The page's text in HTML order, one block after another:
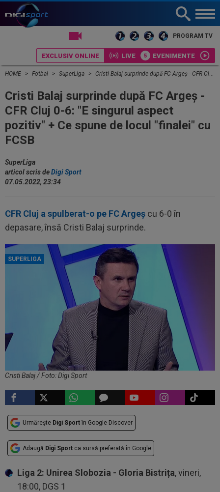
PROGRAM TV
EXCLUSIV ONLINE LIVE EVENIMENTE
HOME Fotbal SuperLiga Cristi Balaj surprinde după FC Argeș - CFR Cluj 0-6: "E singurul aspect pozitiv" + Ce spune de locul "finalei" cu FCSB
Cristi Balaj surprinde după FC Argeș -
CFR Cluj 0-6: "E singurul aspect
pozitiv" + Ce spune de locul "finalei" cu
FCSB
SuperLiga
articol scris deDigi Sport
07.05.2022, 23:34
CFR Cluj a spulberat-o pe FC Argeș cu 6-0 în
depasare, însă Cristi Balaj surprinde.
SUPERLIGA
Cristi Balaj / Foto: Digi Sport
Urmărește Digi Sport în Google Discover
Adaugă Digi Sport ca sursă preferată în Google
Liga 2: Unirea Slobozia - Gloria Bistrița, vineri,
18:00, DGS 1